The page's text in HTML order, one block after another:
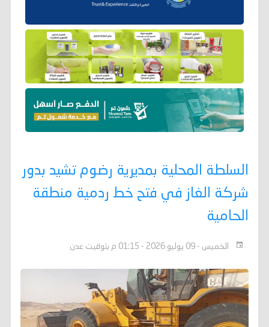
السلطة المحلية بمديرية رضوم تشيد بدور
شركة الغاز في فتح خط ردمية منطقة
الحامية
الخميس - 09 يوليو 2026 - 01:15 م بتوقيت عدن